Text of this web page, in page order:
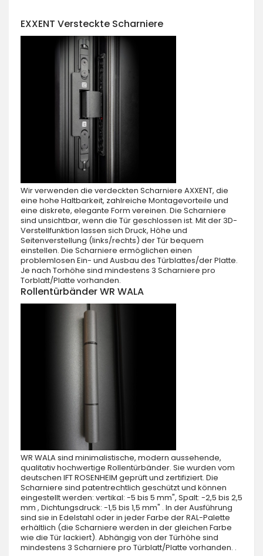
EXXENT Versteckte Scharniere
Wir verwenden die verdeckten Scharniere AXXENT, die
eine hohe Haltbarkeit, zahlreiche Montagevorteile und
eine diskrete, elegante Form vereinen. Die Scharniere
sind unsichtbar, wenn die Tür geschlossen ist. Mit der 3D-
Verstellfunktion lassen sich Druck, Höhe und
Seitenverstellung (links/rechts) der Tür bequem
einstellen. Die Scharniere ermöglichen einen
problemlosen Ein- und Ausbau des Türblattes/der Platte.
Je nach Torhöhe sind mindestens 3 Scharniere pro
Torblatt/Platte vorhanden.
Rollentürbänder WR WALA
WR WALA sind minimalistische, modern aussehende,
qualitativ hochwertige Rollentürbänder. Sie wurden vom
deutschen IFT ROSENHEIM geprüft und zertifiziert. Die
Scharniere sind patentrechtlich geschützt und können
eingestellt werden: vertikal: -5 bis 5 mm", Spalt: -2,5 bis 2,5
mm , Dichtungsdruck: -1,5 bis 1,5 mm" . In der Ausführung
sind sie in Edelstahl oder in jeder Farbe der RAL-Palette
erhältlich (die Scharniere werden in der gleichen Farbe
wie die Tür lackiert). Abhängig von der Türhöhe sind
mindestens 3 Scharniere pro Türblatt/Platte vorhanden. .